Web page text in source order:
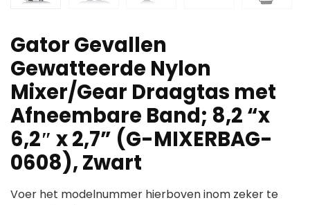
Gator Gevallen
Gewatteerde Nylon
Mixer/Gear Draagtas met
Afneembare Band; 8,2 “x
6,2″ x 2,7” (G-MIXERBAG-
0608), Zwart
Voer het modelnummer hierboven inom zeker te